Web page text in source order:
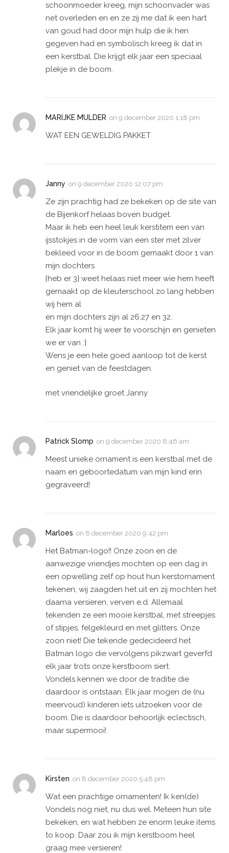
schoonmoeder kreeg, mijn schoonvader was
net overleden en en ze zij me dat ik een hart
van goud had door mijn hulp die ik hen
gegeven had en symbolisch kreeg ik dat in
een kerstbal. Die krijgt elk jaar een speciaal
plekje in de boom.
MARIJKE MULDER on 9 december 2020 1:18 pm
WAT EEN GEWELDIG PAKKET
Janny on 9 december 2020 12:07 pm
Ze zijn prachtig had ze bekeken op de site van
de Bijenkorf helaas boven budget.
Maar ik heb een heel leuk kerstitem een van
ijsstokjes in de vorm van een ster met zilver
bekleed voor in de boom gemaakt door 1 van
mijn dochters
{heb er 3} weet helaas niet meer wie hem heeft
gemaakt op de kleuterschool zo lang hebben
wij hem al
en mijn dochters zijn al 26,27 en 32.
Elk jaar komt hij weer te voorschijn en genieten
we er van :}
Wens je een hele goed aanloop tot de kerst
en geniet van de feestdagen.
met vriendelijke groet Janny
Patrick Slomp on 9 december 2020 8:46 am
Meest unieke ornament is een kerstbal met de
naam en geboortedatum van mijn kind erin
gegraveerd!
Marloes on 8 december 2020 9:42 pm
Het Batman-logo!! Onze zoon en de
aanwezige vriendjes mochten op een dag in
een opwelling zelf op hout hun kerstornament
tekenen, wij zaagden het uit en zij mochten het
daarna versieren, verven e.d. Allemaal
tekenden ze een mooie kerstbal, met streepjes
of stipjes, felgekleurd en met glitters. Onze
zoon niet! Die tekende gedecideerd het
Batman logo die vervolgens pikzwart geverfd
elk jaar trots onze kerstboom siert.
Vondels kennen we door de traditie die
daardoor is ontstaan. Elk jaar mogen de (nu
meervoud) kinderen iets uitzoeken voor de
boom. Die is daardoor behoorlijk eclectisch,
maar supermooi!
Kirsten on 8 december 2020 5:48 pm
Wat een prachtige ornamenten! Ik ken(de)
Vondels nog niet, nu dus wel. Meteen hun site
bekeken, en wat hebben ze enorm leuke items
to koop. Daar zou ik mijn kerstboom heel
graag mee versieren!